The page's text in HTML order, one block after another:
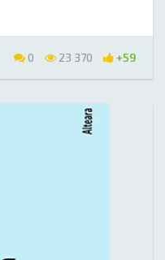
0 23 370 +59